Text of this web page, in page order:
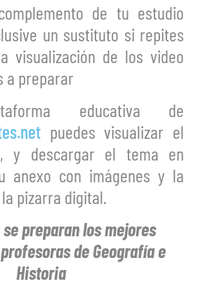
de tu estudio
un sustituto si repites
visualización de los video
a preparar
educativa de
puedes visualizar el
y descargar el tema en
anexo con imágenes y la
pizarra digital.
se preparan los mejores
de Geografía e
Historia